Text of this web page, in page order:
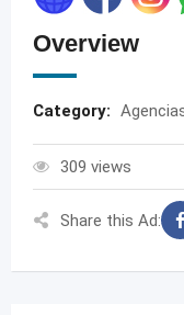
Overview
Category:
309 views
Share this Ad: